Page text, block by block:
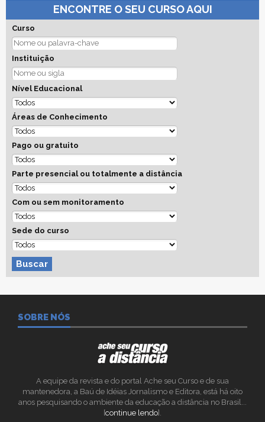
ENCONTRE O SEU CURSO AQUI
Curso
Instituição
Nível Educacional
Áreas de Conhecimento
Pago ou gratuito
Parte presencial ou totalmente a distância
Com ou sem monitoramento
Sede do curso
Buscar
SOBRE NÓS
A equipe da revista e do portal Ache seu Curso e de sua
mantenedora, a Baú de Idéias Jornalismo e Editora, está há oito
anos pesquisando o ambiente da educação a distância no Brasil...
[continue lendo].